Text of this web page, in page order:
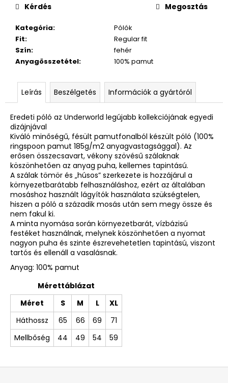
Kategória:
Pólók
Fit:
Regular fit
Szín:
fehér
Anyagösszetétel: 100% pamut
Kérdés Megosztás
Leírás Beszélgetés Információk a gyártóról
Eredeti póló az Underworld legújabb kollekciójának egyedi
dizájnjával
Kiváló minőségű, fésült pamutfonalból készült póló (100%
ringspoon pamut 185g/m2 anyagvastagsággal). Az
erősen összecsavart, vékony szövésű szálaknak
köszönhetően az anyag puha, kellemes tapintású.
A szálak tömör és „húsos” szerkezete is hozzájárul a
környezetbarátabb felhasználáshoz, ezért az általában
mosáshoz használt lágyítók használata szükségtelen,
hiszen a póló a századik mosás után sem megy össze és
nem fakul ki.
A minta nyomása során környezetbarát, vízbázisú
festéket használnak, melynek köszönhetően a nyomat
nagyon puha és szinte észrevehetetlen tapintású, viszont
tartós és ellenáll a vasalásnak.
Anyag: 100% pamut
Mérettáblázat
Méret
S M L
XL
Háthossz
65 66 69
71
Mellbőség
44 49 54 59
L